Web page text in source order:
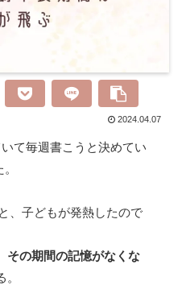
2024.04.07
て毎週書こうと決めてい
、子どもが発熱したので
その期間の記憶がなくな